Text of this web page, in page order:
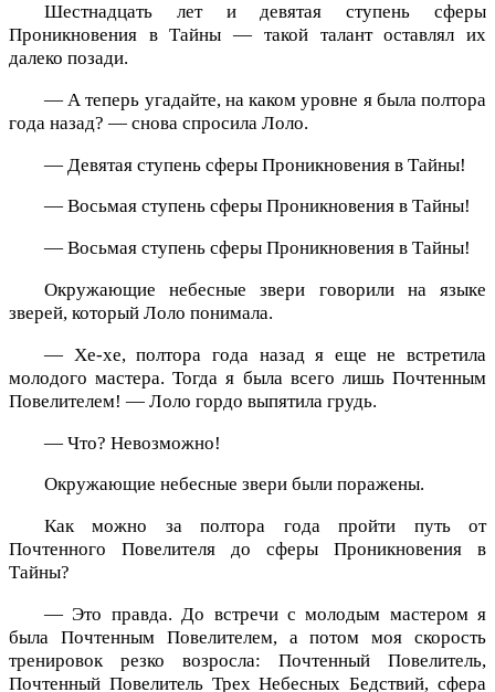
Шестнадцать лет и девятая ступень сферы
Проникновения в Тайны — такой талант оставлял их
далеко позади.
— А теперь угадайте, на каком уровне я была полтора
года назад? — снова спросила Лоло.
— Девятая ступень сферы Проникновения в Тайны!
— Восьмая ступень сферы Проникновения в Тайны!
— Восьмая ступень сферы Проникновения в Тайны!
Окружающие небесные звери говорили на языке
зверей, который Лоло понимала.
— Хе-хе, полтора года назад я еще не встретила
молодого мастера. Тогда я была всего лишь Почтенным
Повелителем! — Лоло гордо выпятила грудь.
— Что? Невозможно!
Окружающие небесные звери были поражены.
Как можно за полтора года пройти путь от
Почтенного Повелителя до сферы Проникновения в
Тайны?
— Это правда. До встречи с молодым мастером я
была Почтенным Повелителем, а потом моя скорость
тренировок резко возросла: Почтенный Повелитель,
Почтенный Повелитель Трех Небесных Бедствий, сфера